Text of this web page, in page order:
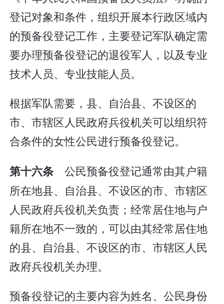
登记对象和条件，组织开展本行政区域内
的预备役登记工作，主要登记军队确定需
要办理预备役登记的退役军人，以及专业
技术人员、专业技能人员。
根据军队需要，县、自治县、不设区的
市、市辖区人民政府兵役机关可以组织符
合条件的女性公民进行预备役登记。
第十六条公民预备役登记通常由其户籍
所在地县、自治县、不设区的市、市辖区
人民政府兵役机关负责；经常居住地与户
籍所在地不一致的，可以由其经常居住地
的县、自治县、不设区的市、市辖区人民
政府兵役机关办理。
预备役登记的主要内容为姓名、公民身份